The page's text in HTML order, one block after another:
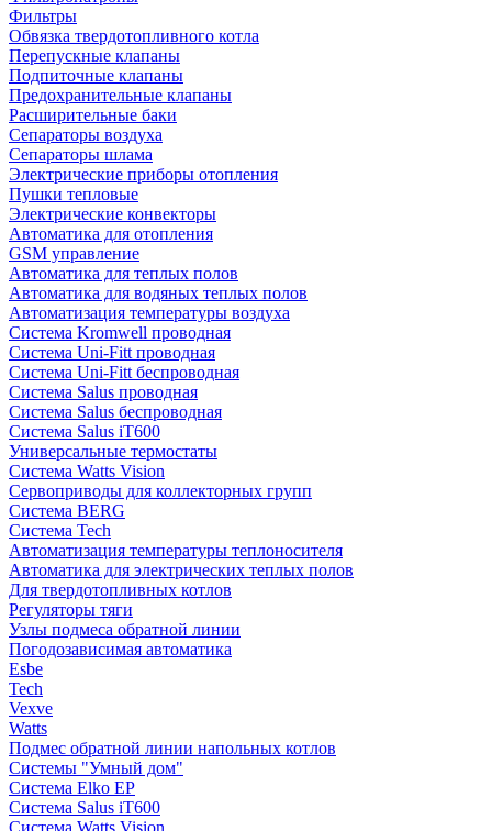
Фильтры
Обвязка твердотопливного котла
Перепускные клапаны
Подпиточные клапаны
Предохранительные клапаны
Расширительные баки
Сепараторы воздуха
Сепараторы шлама
Электрические приборы отопления
Пушки тепловые
Электрические конвекторы
Автоматика для отопления
GSM управление
Автоматика для теплых полов
Автоматика для водяных теплых полов
Автоматизация температуры воздуха
Система Kromwell проводная
Система Uni-Fitt проводная
Система Uni-Fitt беспроводная
Система Salus проводная
Система Salus беспроводная
Система Salus iT600
Универсальные термостаты
Система Watts Vision
Сервоприводы для коллекторных групп
Система BERG
Система Tech
Автоматизация температуры теплоносителя
Автоматика для электрических теплых полов
Для твердотопливных котлов
Регуляторы тяги
Узлы подмеса обратной линии
Погодозависимая автоматика
Esbe
Tech
Vexve
Watts
Подмес обратной линии напольных котлов
Системы "Умный дом"
Система Elko EP
Система Salus iT600
Система Watts Vision